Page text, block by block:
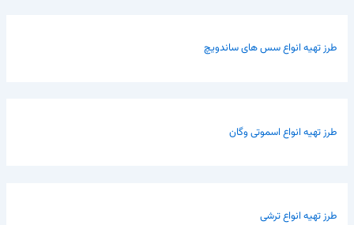
طرز تهیه انواع سس های ساندویچ
طرز تهیه انواع اسموتی وگان
طرز تهیه انواع ترشی